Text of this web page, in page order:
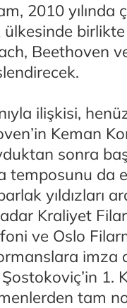
2010 yılında
Beethoven
ilişkisi,
Keman
sonra
temposunu da
yıldızları
Kraliyet
ve Oslo
imza
1.
tam